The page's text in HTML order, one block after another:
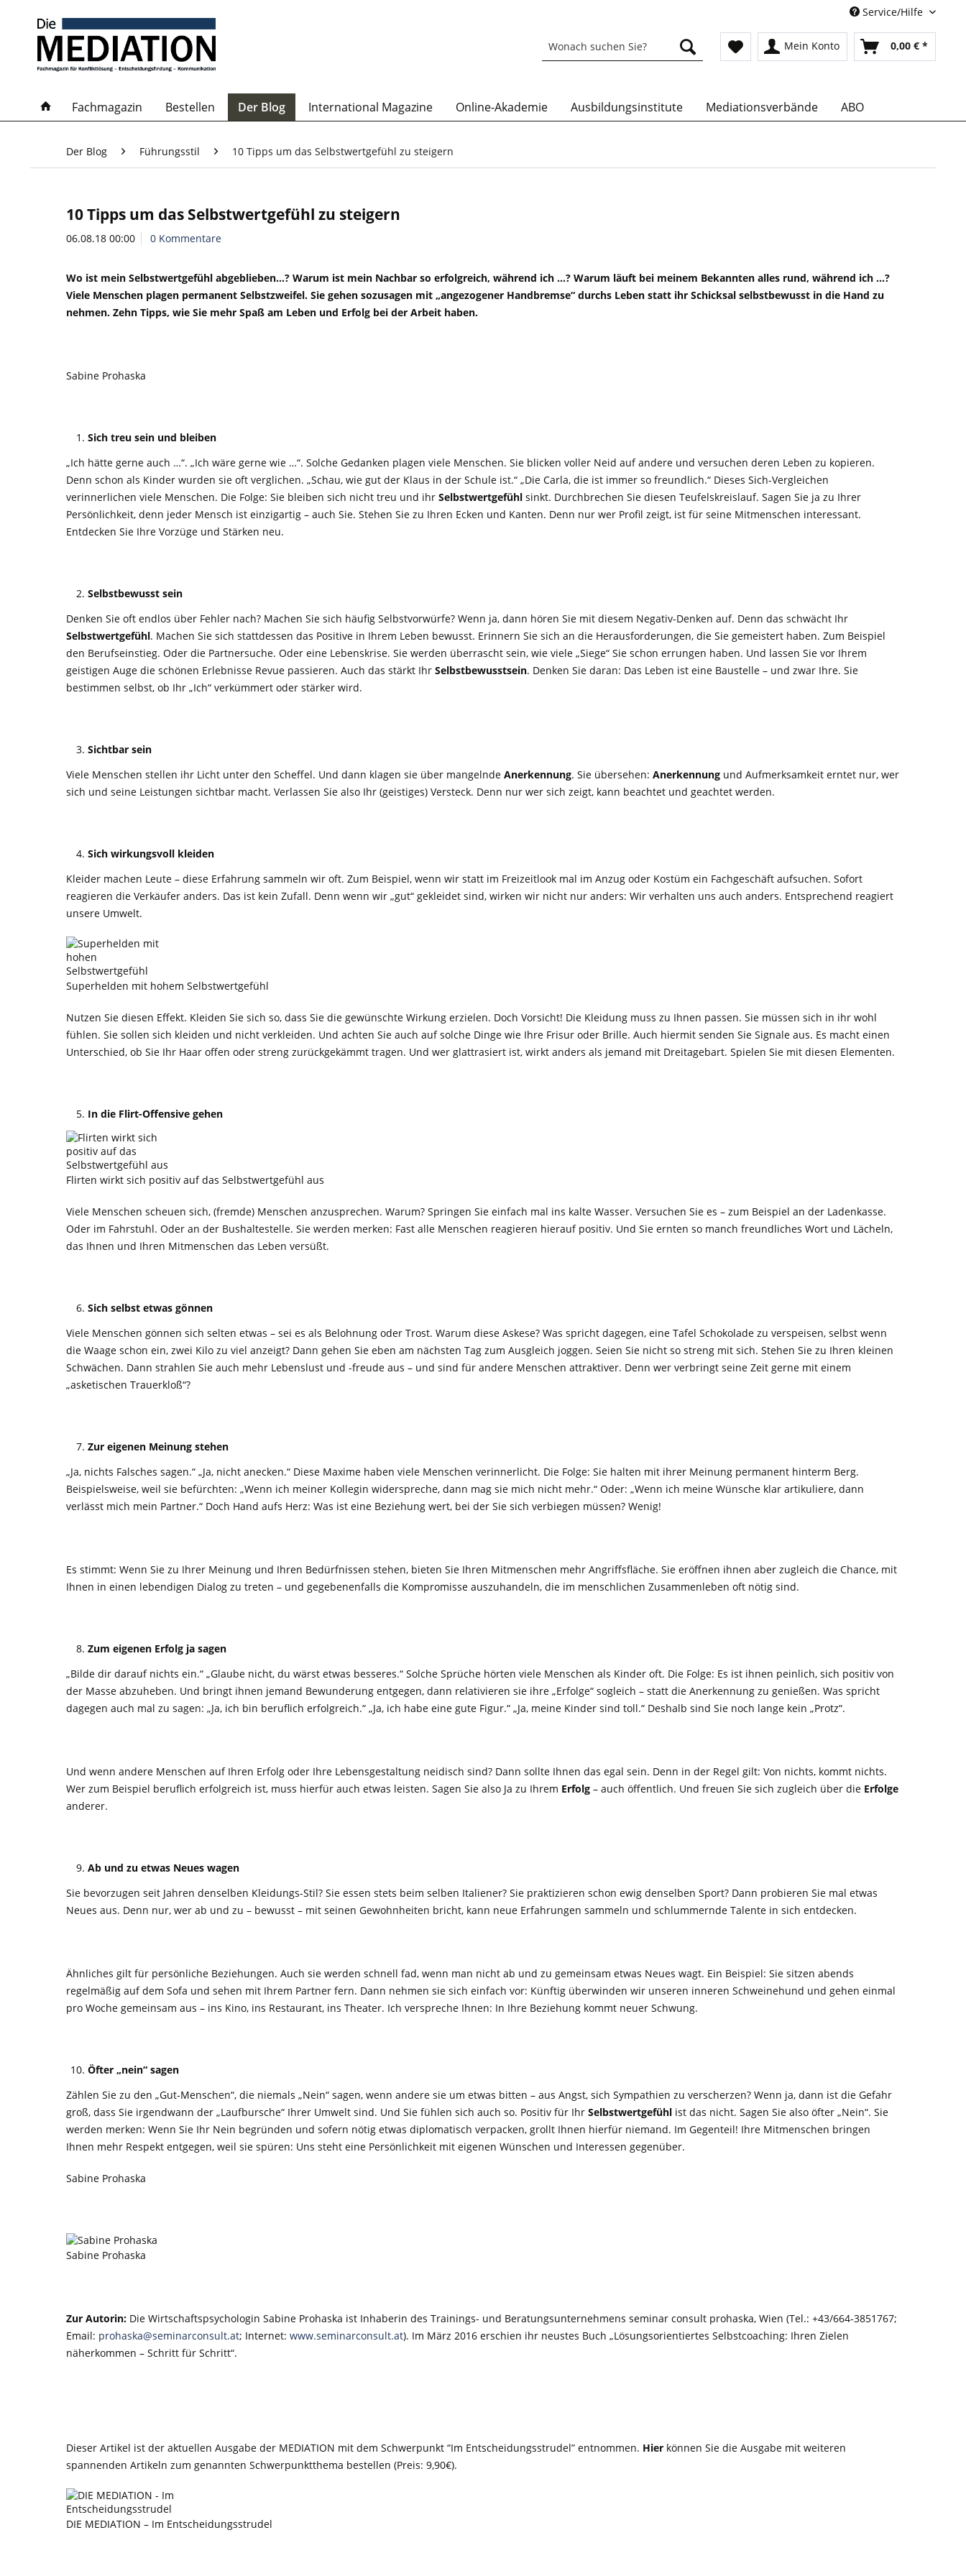
Service/Hilfe
Mein Konto 0,00 € *
Fachmagazin Bestellen Der Blog International Magazine Online-Akademie Ausbildungsinstitute Mediationsverbände ABO
Der Blog Führungsstil 10 Tipps um das Selbstwertgefühl zu steigern
10 Tipps um das Selbstwertgefühl zu steigern
06.08.18 00:00 0 Kommentare
Wo ist mein Selbstwertgefühl abgeblieben…? Warum ist mein Nachbar so erfolgreich, während ich …? Warum läuft bei meinem Bekannten alles rund, während ich …?
Viele Menschen plagen permanent Selbstzweifel. Sie gehen sozusagen mit „angezogener Handbremse“ durchs Leben statt ihr Schicksal selbstbewusst in die Hand zu
nehmen. Zehn Tipps, wie Sie mehr Spaß am Leben und Erfolg bei der Arbeit haben.
Sabine Prohaska
Sich treu sein und bleiben
„Ich hätte gerne auch …“. „Ich wäre gerne wie …“. Solche Gedanken plagen viele Menschen. Sie blicken voller Neid auf andere und versuchen deren Leben zu kopieren.
Denn schon als Kinder wurden sie oft verglichen. „Schau, wie gut der Klaus in der Schule ist.“ „Die Carla, die ist immer so freundlich.“ Dieses Sich-Vergleichen
verinnerlichen viele Menschen. Die Folge: Sie bleiben sich nicht treu und ihr Selbstwertgefühl sinkt. Durchbrechen Sie diesen Teufelskreislauf. Sagen Sie ja zu Ihrer
Persönlichkeit, denn jeder Mensch ist einzigartig – auch Sie. Stehen Sie zu Ihren Ecken und Kanten. Denn nur wer Profil zeigt, ist für seine Mitmenschen interessant.
Entdecken Sie Ihre Vorzüge und Stärken neu.
Selbstbewusst sein
Denken Sie oft endlos über Fehler nach? Machen Sie sich häufig Selbstvorwürfe? Wenn ja, dann hören Sie mit diesem Negativ-Denken auf. Denn das schwächt Ihr
Selbstwertgefühl. Machen Sie sich stattdessen das Positive in Ihrem Leben bewusst. Erinnern Sie sich an die Herausforderungen, die Sie gemeistert haben. Zum Beispiel
den Berufseinstieg. Oder die Partnersuche. Oder eine Lebenskrise. Sie werden überrascht sein, wie viele „Siege“ Sie schon errungen haben. Und lassen Sie vor Ihrem
geistigen Auge die schönen Erlebnisse Revue passieren. Auch das stärkt Ihr Selbstbewusstsein. Denken Sie daran: Das Leben ist eine Baustelle – und zwar Ihre. Sie
bestimmen selbst, ob Ihr „Ich“ verkümmert oder stärker wird.
Sichtbar sein
Viele Menschen stellen ihr Licht unter den Scheffel. Und dann klagen sie über mangelnde Anerkennung. Sie übersehen: Anerkennung und Aufmerksamkeit erntet nur, wer
sich und seine Leistungen sichtbar macht. Verlassen Sie also Ihr (geistiges) Versteck. Denn nur wer sich zeigt, kann beachtet und geachtet werden.
Sich wirkungsvoll kleiden
Kleider machen Leute – diese Erfahrung sammeln wir oft. Zum Beispiel, wenn wir statt im Freizeitlook mal im Anzug oder Kostüm ein Fachgeschäft aufsuchen. Sofort
reagieren die Verkäufer anders. Das ist kein Zufall. Denn wenn wir „gut“ gekleidet sind, wirken wir nicht nur anders: Wir verhalten uns auch anders. Entsprechend reagiert
unsere Umwelt.
Superhelden mit hohem Selbstwertgefühl
Nutzen Sie diesen Effekt. Kleiden Sie sich so, dass Sie die gewünschte Wirkung erzielen. Doch Vorsicht! Die Kleidung muss zu Ihnen passen. Sie müssen sich in ihr wohl
fühlen. Sie sollen sich kleiden und nicht verkleiden. Und achten Sie auch auf solche Dinge wie Ihre Frisur oder Brille. Auch hiermit senden Sie Signale aus. Es macht einen
Unterschied, ob Sie Ihr Haar offen oder streng zurückgekämmt tragen. Und wer glattrasiert ist, wirkt anders als jemand mit Dreitagebart. Spielen Sie mit diesen Elementen.
In die Flirt-Offensive gehen
Flirten wirkt sich positiv auf das Selbstwertgefühl aus
Viele Menschen scheuen sich, (fremde) Menschen anzusprechen. Warum? Springen Sie einfach mal ins kalte Wasser. Versuchen Sie es – zum Beispiel an der Ladenkasse.
Oder im Fahrstuhl. Oder an der Bushaltestelle. Sie werden merken: Fast alle Menschen reagieren hierauf positiv. Und Sie ernten so manch freundliches Wort und Lächeln,
das Ihnen und Ihren Mitmenschen das Leben versüßt.
Sich selbst etwas gönnen
Viele Menschen gönnen sich selten etwas – sei es als Belohnung oder Trost. Warum diese Askese? Was spricht dagegen, eine Tafel Schokolade zu verspeisen, selbst wenn
die Waage schon ein, zwei Kilo zu viel anzeigt? Dann gehen Sie eben am nächsten Tag zum Ausgleich joggen. Seien Sie nicht so streng mit sich. Stehen Sie zu Ihren kleinen
Schwächen. Dann strahlen Sie auch mehr Lebenslust und -freude aus – und sind für andere Menschen attraktiver. Denn wer verbringt seine Zeit gerne mit einem
„asketischen Trauerkloß“?
Zur eigenen Meinung stehen
„Ja, nichts Falsches sagen.“ „Ja, nicht anecken.“ Diese Maxime haben viele Menschen verinnerlicht. Die Folge: Sie halten mit ihrer Meinung permanent hinterm Berg.
Beispielsweise, weil sie befürchten: „Wenn ich meiner Kollegin widerspreche, dann mag sie mich nicht mehr.“ Oder: „Wenn ich meine Wünsche klar artikuliere, dann
verlässt mich mein Partner.“ Doch Hand aufs Herz: Was ist eine Beziehung wert, bei der Sie sich verbiegen müssen? Wenig!
Es stimmt: Wenn Sie zu Ihrer Meinung und Ihren Bedürfnissen stehen, bieten Sie Ihren Mitmenschen mehr Angriffsfläche. Sie eröffnen ihnen aber zugleich die Chance, mit
Ihnen in einen lebendigen Dialog zu treten – und gegebenenfalls die Kompromisse auszuhandeln, die im menschlichen Zusammenleben oft nötig sind.
Zum eigenen Erfolg ja sagen
„Bilde dir darauf nichts ein.“ „Glaube nicht, du wärst etwas besseres.“ Solche Sprüche hörten viele Menschen als Kinder oft. Die Folge: Es ist ihnen peinlich, sich positiv von
der Masse abzuheben. Und bringt ihnen jemand Bewunderung entgegen, dann relativieren sie ihre „Erfolge“ sogleich – statt die Anerkennung zu genießen. Was spricht
dagegen auch mal zu sagen: „Ja, ich bin beruflich erfolgreich.“ „Ja, ich habe eine gute Figur.“ „Ja, meine Kinder sind toll.“ Deshalb sind Sie noch lange kein „Protz“.
Und wenn andere Menschen auf Ihren Erfolg oder Ihre Lebensgestaltung neidisch sind? Dann sollte Ihnen das egal sein. Denn in der Regel gilt: Von nichts, kommt nichts.
Wer zum Beispiel beruflich erfolgreich ist, muss hierfür auch etwas leisten. Sagen Sie also Ja zu Ihrem Erfolg – auch öffentlich. Und freuen Sie sich zugleich über die Erfolge
anderer.
Ab und zu etwas Neues wagen
Sie bevorzugen seit Jahren denselben Kleidungs-Stil? Sie essen stets beim selben Italiener? Sie praktizieren schon ewig denselben Sport? Dann probieren Sie mal etwas
Neues aus. Denn nur, wer ab und zu – bewusst – mit seinen Gewohnheiten bricht, kann neue Erfahrungen sammeln und schlummernde Talente in sich entdecken.
Ähnliches gilt für persönliche Beziehungen. Auch sie werden schnell fad, wenn man nicht ab und zu gemeinsam etwas Neues wagt. Ein Beispiel: Sie sitzen abends
regelmäßig auf dem Sofa und sehen mit Ihrem Partner fern. Dann nehmen sie sich einfach vor: Künftig überwinden wir unseren inneren Schweinehund und gehen einmal
pro Woche gemeinsam aus – ins Kino, ins Restaurant, ins Theater. Ich verspreche Ihnen: In Ihre Beziehung kommt neuer Schwung.
Öfter „nein“ sagen
Zählen Sie zu den „Gut-Menschen“, die niemals „Nein“ sagen, wenn andere sie um etwas bitten – aus Angst, sich Sympathien zu verscherzen? Wenn ja, dann ist die Gefahr
groß, dass Sie irgendwann der „Laufbursche“ Ihrer Umwelt sind. Und Sie fühlen sich auch so. Positiv für Ihr Selbstwertgefühl ist das nicht. Sagen Sie also öfter „Nein“. Sie
werden merken: Wenn Sie Ihr Nein begründen und sofern nötig etwas diplomatisch verpacken, grollt Ihnen hierfür niemand. Im Gegenteil! Ihre Mitmenschen bringen
Ihnen mehr Respekt entgegen, weil sie spüren: Uns steht eine Persönlichkeit mit eigenen Wünschen und Interessen gegenüber.
Sabine Prohaska
Sabine Prohaska
Zur Autorin: Die Wirtschaftspsychologin Sabine Prohaska ist Inhaberin des Trainings- und Beratungsunternehmens seminar consult prohaska, Wien (Tel.: +43/664-3851767;
Email: prohaska@seminarconsult.at; Internet: www.seminarconsult.at). Im März 2016 erschien ihr neustes Buch „Lösungsorientiertes Selbstcoaching: Ihren Zielen
näherkommen – Schritt für Schritt“.
Dieser Artikel ist der aktuellen Ausgabe der MEDIATION mit dem Schwerpunkt “Im Entscheidungsstrudel” entnommen. Hier können Sie die Ausgabe mit weiteren
spannenden Artikeln zum genannten Schwerpunktthema bestellen (Preis: 9,90€).
DIE MEDIATION – Im Entscheidungsstrudel